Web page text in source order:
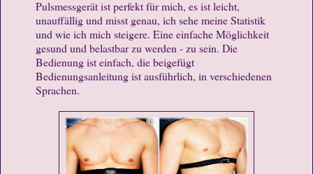
Pulsmessgerät ist perfekt für mich, es ist leicht,
unauffällig und misst genau, ich sehe meine Statistik
und wie ich mich steigere. Eine einfache Möglichkeit
gesund und belastbar zu werden - zu sein. Die
Bedienung ist einfach, die beigefügt
Bedienungsanleitung ist ausführlich, in verschiedenen
Sprachen.